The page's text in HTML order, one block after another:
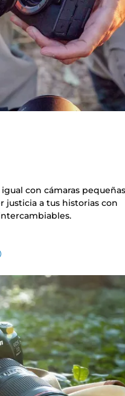
con cámaras
justicia a tus historias con